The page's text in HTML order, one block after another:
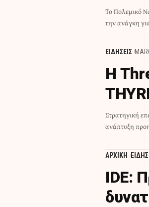
Το Πολεμικό
την ανάγκη
ΕΙΔΗΣΕΙΣ
Η
Στρατηγική
ανάπτυξη
ΑΡΧΙΚΗ
IDE: